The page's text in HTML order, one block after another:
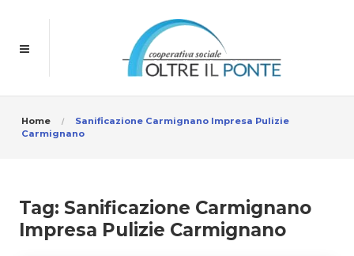
Home
Sanificazione Carmignano Impresa Pulizie
Carmignano
Tag: Sanificazione Carmignano
Impresa Pulizie Carmignano